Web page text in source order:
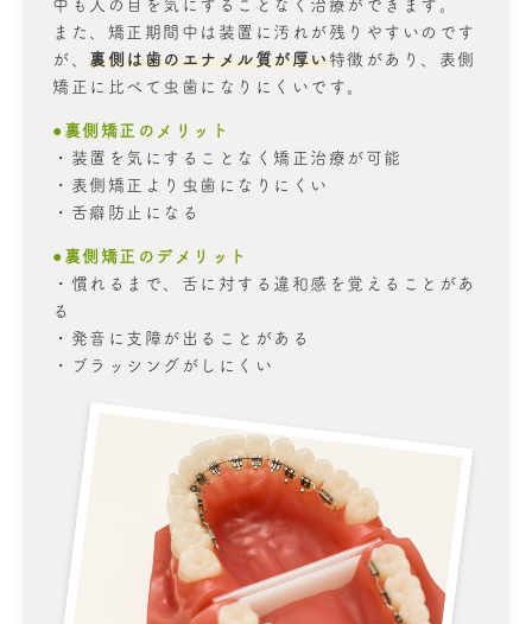
中も人の目を気にすることなく治療ができます。
また、矯正期間中は装置に汚れが残りやすいのです
が、 裏側は歯のエナメル質が厚い 特徴があり、表側
矯正に比べて虫歯になりにくいです。
●裏側矯正のメリット
・装置を気にすることなく矯正治療が可能
・表側矯正より虫歯になりにくい
・舌癖防止になる
●裏側矯正のデメリット
・慣れるまで、舌に対する違和感を覚えることがあ
る
・発音に支障が出ることがある
・ブラッシングがしにくい